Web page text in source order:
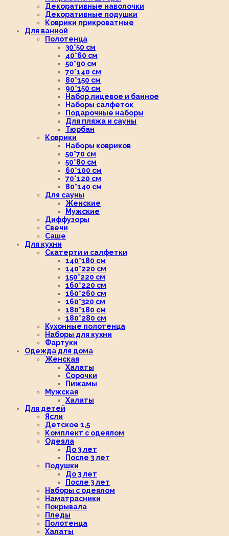
Декоративные наволочки
Декоративные подушки
Коврики прикроватные
Для ванной
Полотенца
30*50 см
40*60 см
50*90 см
70*140 см
80*150 см
90*150 см
Набор лицевое и банное
Наборы салфеток
Подарочные наборы
Для пляжа и сауны
Тюрбан
Коврики
Наборы ковриков
50*70 см
50*80 см
60*100 см
70*120 см
80*140 см
Для сауны
Женские
Мужские
Диффузоры
Свечи
Саше
Для кухни
Скатерти и салфетки
140*180 см
140*220 см
150*220 см
160*220 см
160*260 см
160*320 см
180*180 см
180*280 см
Кухонные полотенца
Наборы для кухни
Фартуки
Одежда для дома
Женская
Халаты
Сорочки
Пижамы
Мужская
Халаты
Для детей
Ясли
Детское 1,5
Комплект с одеялом
Одеяла
До 3 лет
После 3 лет
Подушки
До 3 лет
После 3 лет
Наборы с одеялом
Наматрасники
Покрывала
Пледы
Полотенца
Халаты